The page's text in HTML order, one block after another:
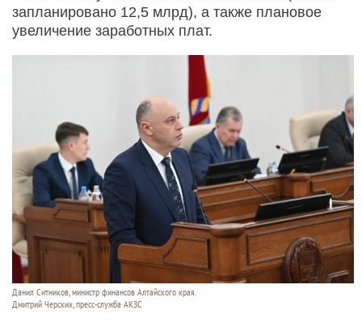
запланировано 12,5 млрд), а также плановое
увеличение заработных плат.
Данил Ситников, министр финансов Алтайского края.
Дмитрий Черских, пресс-служба АКЗС